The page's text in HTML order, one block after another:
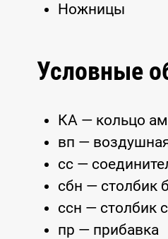
Ножницы
Условные
КА — кольцо
вп —
сс —
сбн — столбик
ссн — столбик
пр — прибавка